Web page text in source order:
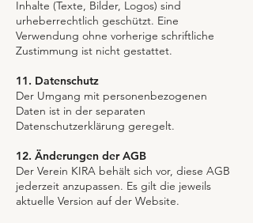
Inhalte (Texte, Bilder, Logos) sind
urheberrechtlich geschützt. Eine
Verwendung ohne vorherige schriftliche
Zustimmung ist nicht gestattet.
11. Datenschutz
Der Umgang mit personenbezogenen
Daten ist in der separaten
Datenschutzerklärung geregelt.
12. Änderungen der AGB
Der Verein KIRA behält sich vor, diese AGB
jederzeit anzupassen. Es gilt die jeweils
aktuelle Version auf der Website.